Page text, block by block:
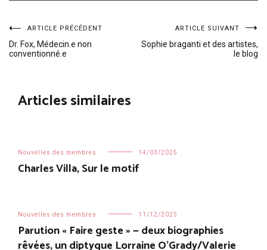
Navigation
de
l’article
ARTICLE PRÉCÉDENT
Dr. Fox, Médecin.e non
conventionné.e
ARTICLE SUIVANT
Sophie braganti et des artistes,
le blog
Articles similaires
Nouvelles des membres 14/03/2025
Charles Villa, Sur le motif
Nouvelles des membres 11/12/2025
Parution « Faire geste » — deux biographies
rêvées, un diptyque Lorraine O’Grady/Valerie